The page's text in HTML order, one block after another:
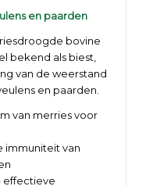
en paarden
bovine
bekend als biest,
van de weerstand
en paarden.
van merries voor
immuniteit van
effectieve